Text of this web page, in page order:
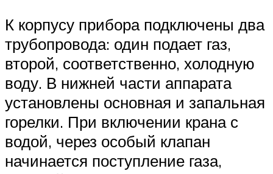
К корпусу прибора подключены два
трубопровода: один подает газ,
второй, соответственно, холодную
воду. В нижней части аппарата
установлены основная и запальная
горелки. При включении крана с
водой, через особый клапан
начинается поступление газа,